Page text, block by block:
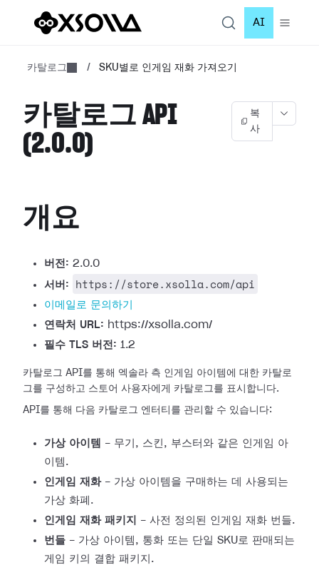
AI
카탈로그 / SKU별로 인게임 재화 가져오기
카탈로그 API
(2.0.0)
복
사
개요
버전: 2.0.0
서버:
https://store.xsolla.com/api
이메일로 문의하기
연락처 URL: https://xsolla.com/
필수 TLS 버전: 1.2
카탈로그 API를 통해 엑솔라 측 인게임 아이템에 대한 카탈로
그를 구성하고 스토어 사용자에게 카탈로그를 표시합니다.
API를 통해 다음 카탈로그 엔터티를 관리할 수 있습니다:
가상 아이템 - 무기, 스킨, 부스터와 같은 인게임 아
이템.
인게임 재화- 가상 아이템을 구매하는 데 사용되는
가상 화폐.
인게임 재화 패키지
- 사전 정의된 인게임 재화 번들.
번들 - 가상 아이템, 통화 또는 단일 SKU로 판매되는
게임 키의 결합 패키지.